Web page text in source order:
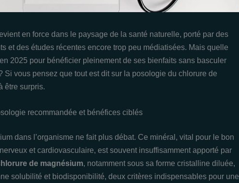
en force dans le paysage de la santé naturelle, porté par des
et des études récentes encore trop peu médiatisées. Mais quelle
2025 pour bénéficier pleinement de ses bienfaits sans basculer
Si vous pensez que tout est dit sur la posologie du chlorure de
être surpris.
recommandée et bénéfices ciblés
dans l’organisme ne fait plus débat. Ce minéral, vital pour le bon
et cardiovasculaire, est souvent insuffisamment apporté par
de magnésium, notamment sous sa forme cristalline diluée,
solubilité et biodisponibilité, deux critères indispensables pour une